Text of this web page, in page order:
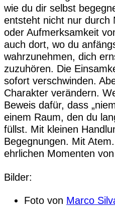
wie du dir selbst
entsteht nicht nur durch
oder Aufmerksamkeit
auch dort, wo du
wahrzunehmen, dich
zuzuhören. Die
sofort verschwinden.
Charakter verändern.
Beweis dafür, dass
einem Raum, den du
füllst. Mit kleinen
Begegnungen. Mit
ehrlichen Momenten
Bilder:
Foto von Marco